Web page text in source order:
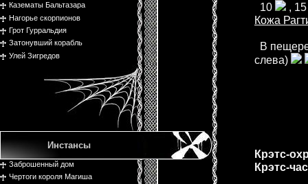
Казематы Бальтазара
Нагорье скорпионов
Грот Гурральдия
Затонувший корабль
Улей Зигредов
Инстансы
Заброшенный дом
Чертоги короля Магиша
10
,
Кожа
В
слева)
Крэтс-
Крэтс-